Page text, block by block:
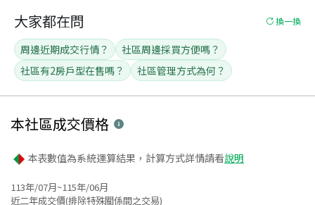
大家都在問 換一換
周邊近期成交行情？
社區周邊採買方便嗎？
社區有2房戶型在售嗎？
社區管理方式為何？
本社區成交價格
本表數值為系統運算結果，計算方式詳情請看說明
113年/07月~115年/06月
近二年成交價(排除特殊關係間之交易)